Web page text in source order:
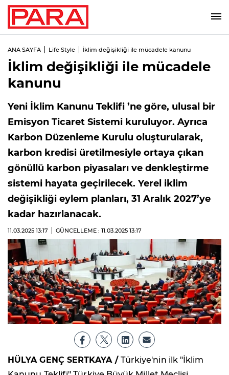
ANA SAYFA Life Style İklim değişikliği ile mücadele kanunu
İklim değişikliği ile mücadele
kanunu
Yeni İklim Kanunu Teklifi ’ne göre, ulusal bir
Emisyon Ticaret Sistemi kuruluyor. Ayrıca
Karbon Düzenleme Kurulu oluşturularak,
karbon kredisi üretilmesiyle ortaya çıkan
gönüllü karbon piyasaları ve denkleştirme
sistemi hayata geçirilecek. Yerel iklim
değişikliği eylem planları, 31 Aralık 2027’ye
kadar hazırlanacak.
11.03.2025 13:17 GÜNCELLEME : 11.03.2025 13:17
HÜLYA GENÇ SERTKAYA / Türkiye'nin ilk "İklim